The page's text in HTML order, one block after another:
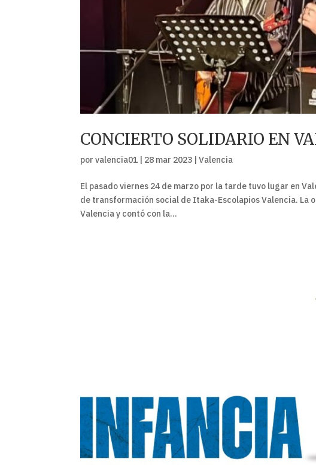
CONCIERTO SOLIDARIO EN
porvalencia01 | 28 mar 2023 |Valencia
El pasado viernes 24 de marzo por la tarde tuvo lugar en
de transformación social de Itaka-Escolapios Valencia. La
Valencia y contó con la...